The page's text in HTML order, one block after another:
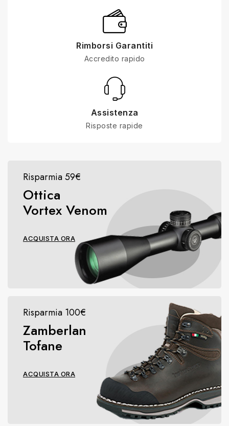
Rimborsi Garantiti
Accredito rapido
Assistenza
Risposte rapide
Risparmia 59€
Ottica
Vortex Venom
ACQUISTA ORA
Risparmia 100€
Zamberlan
Tofane
ACQUISTA ORA